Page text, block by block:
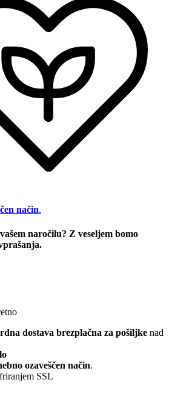
način.
naročilu? Z veseljem bomo
dostava brezplačna za pošiljke nad
ozaveščen način.
SSL